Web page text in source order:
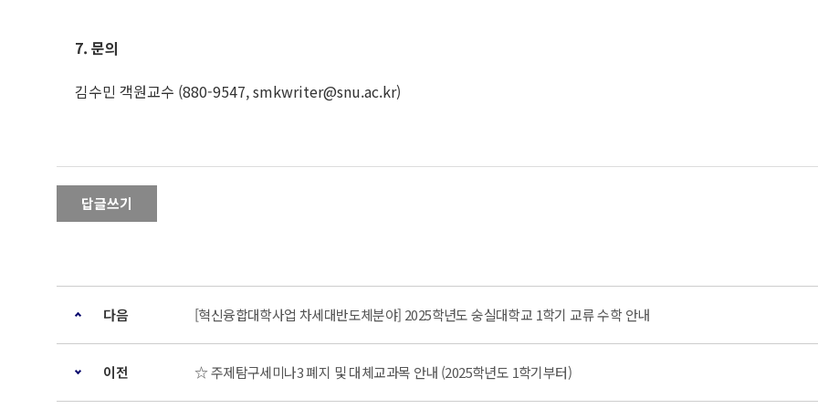
7. 문의
김수민 객원교수 (880-9547, smkwriter@snu.ac.kr)
답글쓰기
다음 [혁신융합대학사업 차세대반도체분야] 2025학년도 숭실대학교 1학기 교류 수학 안내
이전 ☆ 주제탐구세미나3 폐지 및 대체교과목 안내 (2025학년도 1학기부터)